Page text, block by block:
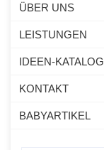
ÜBER UNS
LEISTUNGEN
IDEEN-KATALOG
KONTAKT
BABYARTIKEL